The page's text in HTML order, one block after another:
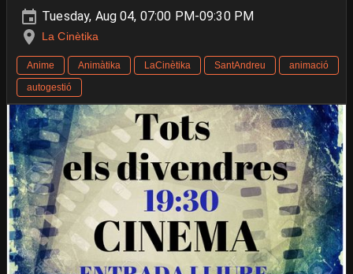
Tuesday, Aug 04, 07:00 PM-09:30 PM
La Cinètika
Anime Animàtika LaCinètika SantAndreu
animació
autogestió